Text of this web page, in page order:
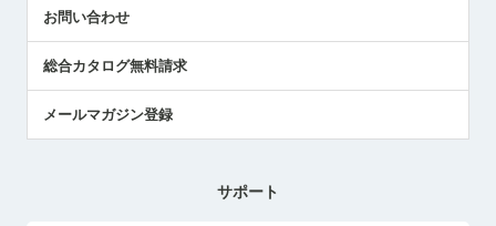
お問い合わせ
総合カタログ無料請求
メールマガジン登録
サポート